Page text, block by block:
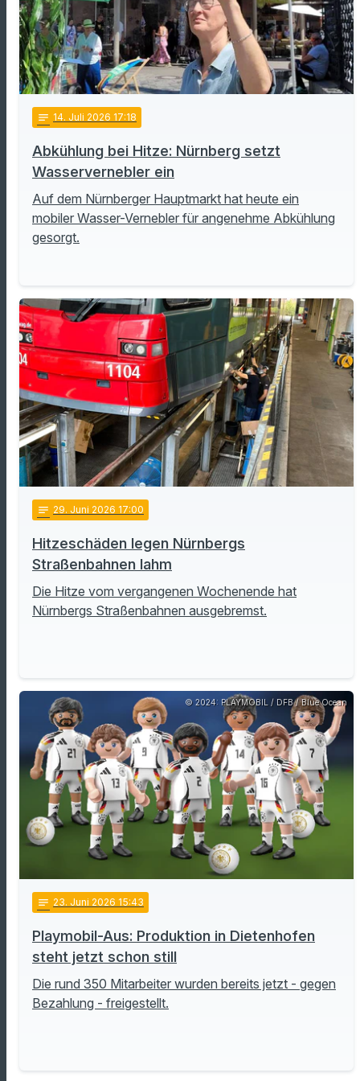
notes 14. Juli 2026 17:18
Abkühlung bei Hitze: Nürnberg setzt
Wasservernebler ein
Auf dem Nürnberger Hauptmarkt hat heute ein
mobiler Wasser-Vernebler für angenehme Abkühlung
gesorgt.
notes 29. Juni 2026 17:00
Hitzeschäden legen Nürnbergs
Straßenbahnen lahm
Die Hitze vom vergangenen Wochenende hat
Nürnbergs Straßenbahnen ausgebremst.
© 2024: PLAYMOBIL / DFB / Blue Ocean
notes 23. Juni 2026 15:43
Playmobil-Aus: Produktion in Dietenhofen
steht jetzt schon still
Die rund 350 Mitarbeiter wurden bereits jetzt - gegen
Bezahlung - freigestellt.